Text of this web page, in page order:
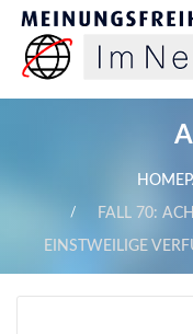
FALL 70:
EINSTWEILIGE